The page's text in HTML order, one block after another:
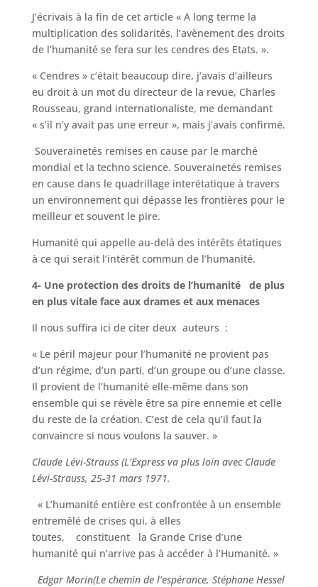
J’écrivais à la fin de cet article « A long terme la
multiplication des solidarités, l’avènement des droits
de l’humanité se fera sur les cendres des Etats. ».
« Cendres » c’était beaucoup dire, j’avais d’ailleurs
eu droit à un mot du directeur de la revue, Charles
Rousseau, grand internationaliste, me demandant
« s’il n’y avait pas une erreur », mais j’avais confirmé.
Souverainetés remises en cause par le marché
mondial et la techno science. Souverainetés remises
en cause dans le quadrillage interétatique à travers
un environnement qui dépasse les frontières pour le
meilleur et souvent le pire.
Humanité qui appelle au-delà des intérêts étatiques
à ce qui serait l’intérêt commun de l’humanité.
4- Une protection des droits de l’humanité de plus
en plus vitale face aux drames et aux menaces
Il nous suffira ici de citer deux auteurs :
« Le péril majeur pour l’humanité ne provient pas
d’un régime, d’un parti, d’un groupe ou d’une classe.
Il provient de l’humanité elle-même dans son
ensemble qui se révèle être sa pire ennemie et celle
du reste de la création. C’est de cela qu’il faut la
convaincre si nous voulons la sauver. »
Claude Lévi-Strauss (L’Express va plus loin avec Claude
Lévi-Strauss, 25-31 mars 1971.
« L’humanité entière est confrontée à un ensemble
entremêlé de crises qui, à elles
toutes, constituent la Grande Crise d’une
humanité qui n’arrive pas à accéder à l’Humanité. »
Edgar Morin(Le chemin de l’espérance, Stéphane Hessel